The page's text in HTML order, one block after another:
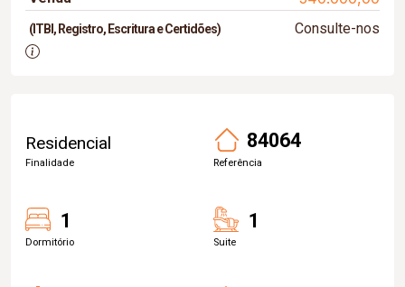
(ITBI, Registro, Escritura e Certidões) Consulte-nos
Residencial
Finalidade
84064
Referência
1
Dormitório
1
Suite